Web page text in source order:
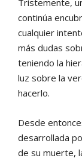
continúa
cualquier
más dudas
teniendo la
luz sobre la
hacerlo.
Desde
desarrollada
de su muerte,